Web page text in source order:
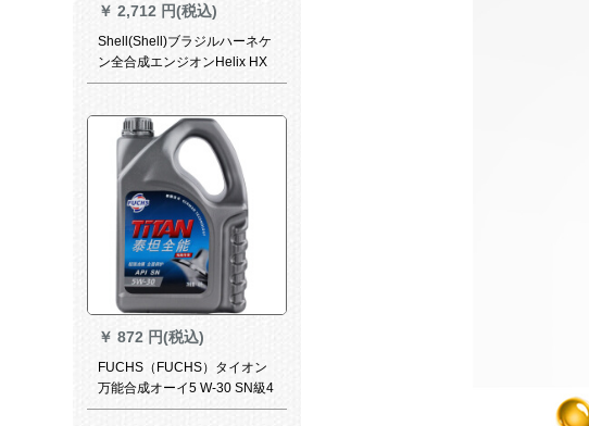
￥ 2,712 円(税込)
Shell(Shell)ブラジルハーネケ
ン全合成エンジオンHelix HX
7 PLUS 5 W-40 API SNクラス
￥ 872 円(税込)
FUCHS（FUCHS）タイオン
万能合成オーイ5 W-30 SN級4
L自動車用品